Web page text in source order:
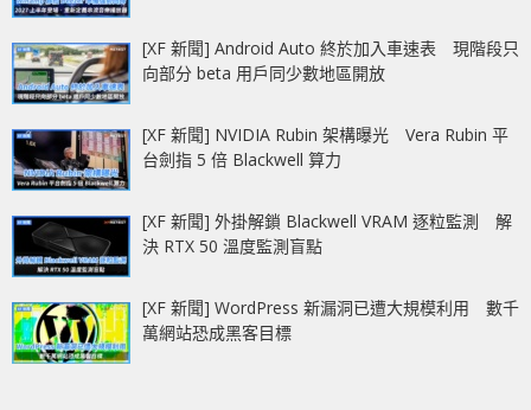
[XF 新聞] Android Auto 終於加入車速表 現階段只
向部分 beta 用戶同少數地區開放
[XF 新聞] NVIDIA Rubin 架構曝光 Vera Rubin 平
台劍指 5 倍 Blackwell 算力
[XF 新聞] 外掛解鎖 Blackwell VRAM 逐粒監測 解
決 RTX 50 溫度監測盲點
[XF 新聞] WordPress 新漏洞已遭大規模利用 數千
萬網站恐成黑客目標